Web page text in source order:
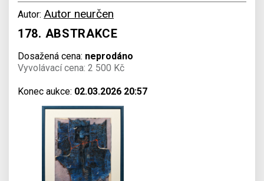
Autor: Autor neurčen
178. ABSTRAKCE
Dosažená cena: neprodáno
Vyvolávací cena: 2 500 Kč
Konec aukce: 02.03.2026 20:57